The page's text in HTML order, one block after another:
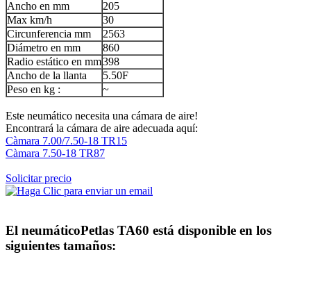
Ancho en mm
205
Max km/h
30
Circunferencia mm
2563
Diámetro en mm
860
Radio estático en mm398
Ancho de la llanta
5.50F
Peso en kg :
~
Este neumático necesita una cámara de aire!
Encontrará la cámara de aire adecuada aquí:
Càmara 7.00/7.50-18 TR15
Càmara 7.50-18 TR87
Solicitar precio
El neumáticoPetlas TA60 está disponible en los
siguientes tamaños: